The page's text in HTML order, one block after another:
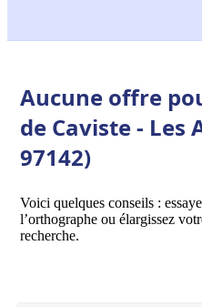
Aucune offre
de Caviste - Les
97142)
Voici quelques conseils :
l’orthographe ou élargissez
recherche.